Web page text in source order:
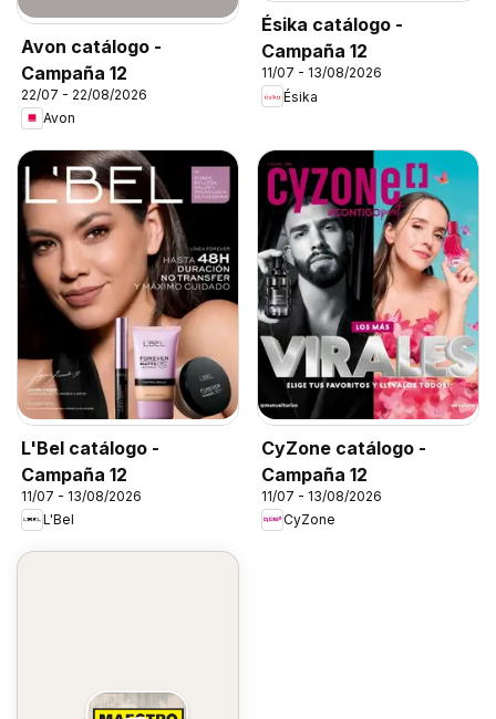
Avon catálogo -
Campaña 12
22/07 - 22/08/2026
Avon
Ésika catálogo -
Campaña 12
11/07 - 13/08/2026
Ésika
L'Bel catálogo -
Campaña 12
11/07 - 13/08/2026
L'Bel
CyZone catálogo -
Campaña 12
11/07 - 13/08/2026
CyZone